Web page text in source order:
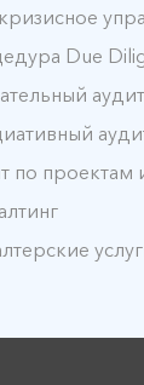
Due
аудит
по проектам